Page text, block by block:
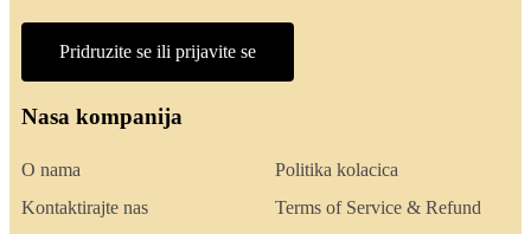
Pridruzite se ili prijavite se
Nasa kompanija
O nama
Kontaktirajte nas
Politika kolacica
Terms of Service & Refund